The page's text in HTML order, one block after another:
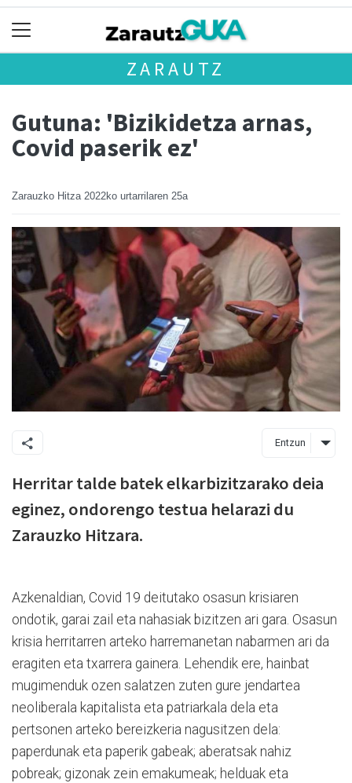
ZARAUTZ
Gutuna: 'Bizikidetza arnas,
Covid paserik ez'
Zarauzko Hitza 2022ko urtarrilaren 25a
Entzun
Herritar talde batek elkarbizitzarako deia
eginez, ondorengo testua helarazi du
Zarauzko Hitzara.
Azkenaldian, Covid 19 deitutako osasun krisiaren
ondotik, garai zail eta nahasiak bizitzen ari gara. Osasun
krisia herritarren arteko harremanetan nabarmen ari da
eragiten eta txarrera gainera. Lehendik ere, hainbat
mugimenduk ozen salatzen zuten gure jendartea
neoliberala kapitalista eta patriarkala dela eta
pertsonen arteko bereizkeria nagusitzen dela:
paperdunak eta paperik gabeak; aberatsak nahiz
pobreak; gizonak zein emakumeak; helduak eta